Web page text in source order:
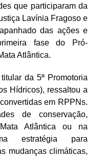
que participaram da
Lavínia Fragoso e
das ações e
fase do Pró-
Atlântica.
da 5ª Promotoria
Hídricos), ressaltou a
em RPPNs.
de conservação,
Atlântica ou na
estratégia para
mudanças climáticas,